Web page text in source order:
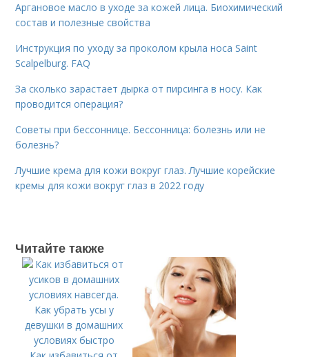
Аргановое масло в уходе за кожей лица. Биохимический
состав и полезные свойства
Инструкция по уходу за проколом крыла носа Saint
Scalpelburg. FAQ
За сколько зарастает дырка от пирсинга в носу. Как
проводится операция?
Советы при бессоннице. Бессонница: болезнь или не
болезнь?
Лучшие крема для кожи вокруг глаз. Лучшие корейские
кремы для кожи вокруг глаз в 2022 году
Читайте также